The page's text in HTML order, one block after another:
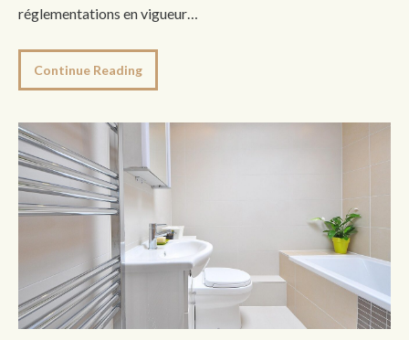
réglementations en vigueur…
Continue Reading